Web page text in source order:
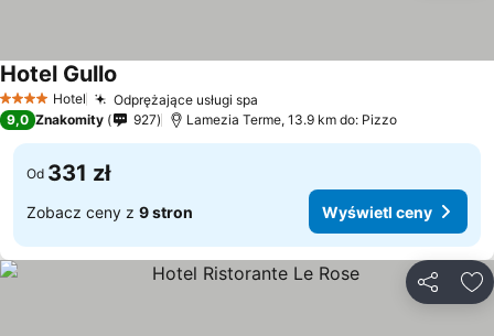
4 KategoriaHotel Odprężające usługi spa
Hotel Gullo
9,0 Znakomity 927 Lamezia Terme, 13.9 km do: Pizzo
Od 331 zł
Zobacz ceny z 9 stron Wyświetl ceny